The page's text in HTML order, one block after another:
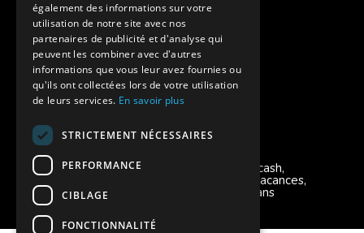
Charte de confidentialité
Vacances Adaptées Adulte Supernova
Modes de règlement acceptés
Chèque, Virement, Espèces, Mandats cash,
Bons CAF, Conseil général, Chèques vacances,
Carte bancaire, Prise en charge reçu sans
règlement, Prélèvement, Pass Colo
également des informations sur votre
utilisation de notre site avec nos
partenaires de publicité et d'analyse qui
peuvent les combiner avec d'autres
informations que vous leur avez fournies ou
qu'ils ont collectées lors de votre utilisation
de leurs services. En savoir plus
STRICTEMENT NÉCESSAIRES
PERFORMANCE
CIBLAGE
FONCTIONNALITÉ